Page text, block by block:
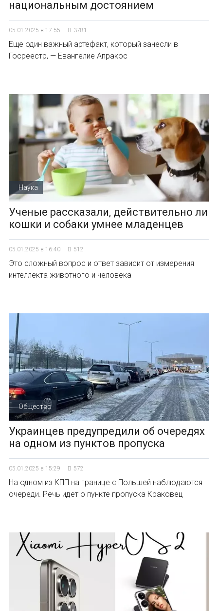
национальным достоянием
05.01.2025 в 17:55 3781
Еще один важный артефакт, который занесли в
Госреестр, — Евангелие Апракос
Наука
Ученые рассказали, действительно ли
кошки и собаки умнее младенцев
05.01.2025 в 16:40 512
Это сложный вопрос и ответ зависит от измерения
интеллекта животного и человека
Общество
Украинцев предупредили об очередях
на одном из пунктов пропуска
05.01.2025 в 15:29 572
На одном из КПП на границе с Польшей наблюдаются
очереди. Речь идет о пункте пропуска Краковец